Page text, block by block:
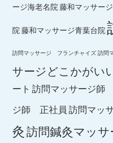
ージ海老名院藤和マッサー
院藤和マッサージ青葉台院
訪問マッサージ フランチャイズ 訪問
サージどこかがい
ート 訪問マッサージ師
ジ師 正社員 訪問マッ
灸訪問鍼灸マッサ